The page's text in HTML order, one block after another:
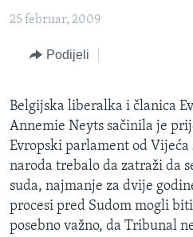
glavnu
VIJESTI
SJEDINJENE AMERIČKE
SVIJET
NAUKA I TEHNOLOGIJA
KORUPCIJA
SLOBODA MEDIJA
ŽENSKA STRANA
IZBJEGLIČKA STRANA
MAGAZIN
25 februar, 2009
Podijeli
Belgijska liberalka i članica
Annemie Neyts sačinila je
Evropski parlament od
naroda trebalo da zatraži da
suda, najmanje za dvije
procesi pred Sudom mogli
posebno važno, da Tribunal